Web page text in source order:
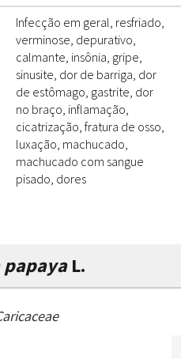
Infecção em geral, resfriado,
verminose, depurativo,
calmante, insônia, gripe,
sinusite, dor de barriga, dor
de estômago, gastrite, dor
no braço, inflamação,
cicatrização, fratura de osso,
luxação, machucado,
machucado com sangue
pisado, dores
papayaL.